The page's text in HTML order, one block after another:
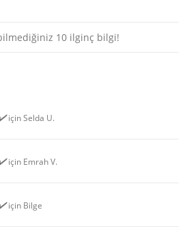
10 ilginç bilgi!
içinSelda U.
için Emrah V.
için Bilge